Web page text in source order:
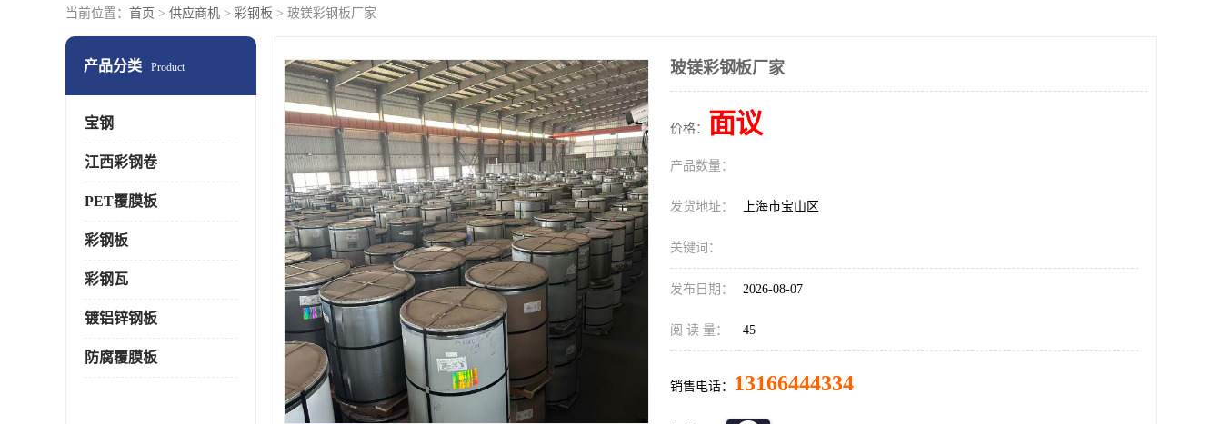
当前位置： 首页 > 供应商机 > 彩钢板 > 玻镁彩钢板厂家
产品分类 Product
宝钢
江西彩钢卷
PET覆膜板
彩钢板
彩钢瓦
镀铝锌钢板
防腐覆膜板
玻镁彩钢板厂家
价格： 面议
产品数量：
发货地址： 上海市宝山区
关键词：
发布日期： 2026-08-07
阅 读 量： 45
销售电话： 13166444334